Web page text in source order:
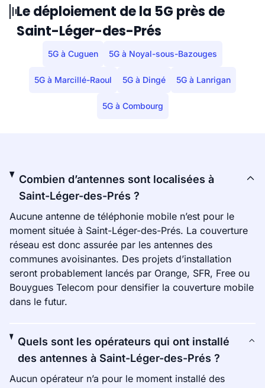
Le déploiement de la 5G près de
Saint-Léger-des-Prés
5G à Cuguen 5G à Noyal-sous-Bazouges
5G à Marcillé-Raoul 5G à Dingé 5G à Lanrigan
5G à Combourg
Combien d’antennes sont localisées à
Saint-Léger-des-Prés ?
Aucune antenne de téléphonie mobile n’est pour le
moment située à Saint-Léger-des-Prés. La couverture
réseau est donc assurée par les antennes des
communes avoisinantes. Des projets d’installation
seront probablement lancés par Orange, SFR, Free ou
Bouygues Telecom pour densifier la couverture mobile
dans le futur.
Quels sont les opérateurs qui ont installé
des antennes à Saint-Léger-des-Prés ?
Aucun opérateur n’a pour le moment installé des